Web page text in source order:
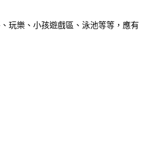
玩樂、小孩遊戲區、泳池等等，應有